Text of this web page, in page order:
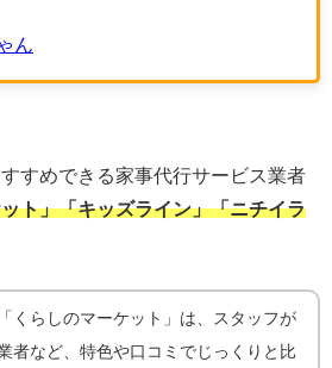
ん
すめできる家事代行サービス業者
ト」「キッズライン」「ニチイラ
くらしのマーケット」は、スタッフが
者など、特色や口コミでじっくりと比